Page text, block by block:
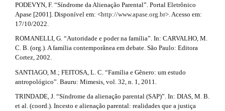
PODEVYN, F. “Síndrome da Alienação Parental”. Portal Eletrônico
Apase [2001]. Disponível em: <http://www.apase.org.br>. Acesso em:
17/10/2022.
ROMANELLI, G. “Autoridade e poder na família”. In: CARVALHO, M.
C. B. (org.). A família contemporânea em debate. São Paulo: Editora
Cortez, 2002.
SANTIAGO, M.; FEITOSA, L. C. “Família e Gênero: um estudo
antropológico”. Bauru: Mimesis, vol. 32, n. 1, 2011.
TRINDADE, J. “Síndrome da alienação parental (SAP)”. In: DIAS, M. B.
et al. (coord.). Incesto e alienação parental: realidades que a justiça